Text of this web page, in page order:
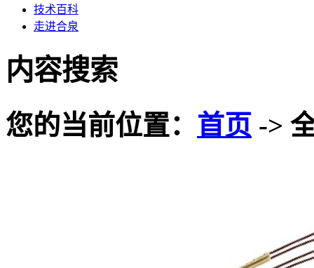
技术百科
走进合泉
内容搜索
您的当前位置： 首页 ->